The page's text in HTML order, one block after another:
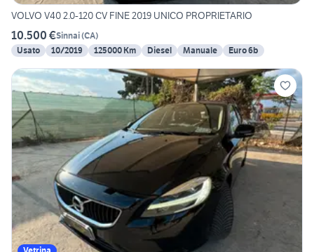
VOLVO V40 2.0-120 CV FINE 2019 UNICO PROPRIETARIO
10.500 €Sinnai(CA)
Usato
10/2019 125000 Km Diesel Manuale Euro 6b